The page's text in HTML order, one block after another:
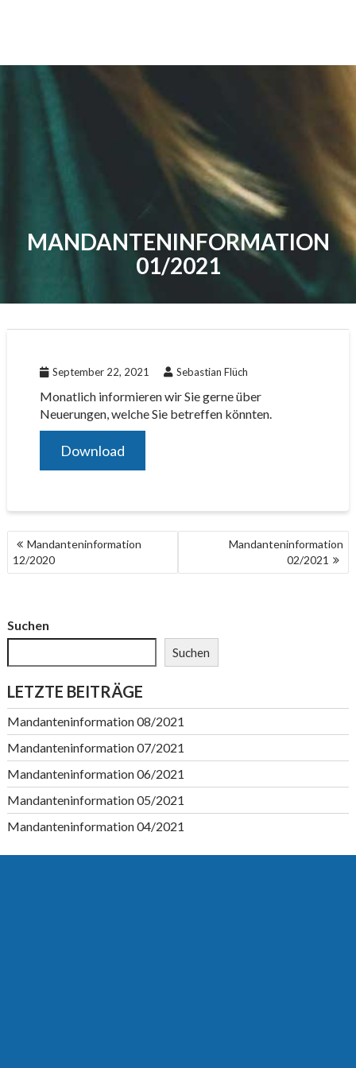
MANDANTENINFORMATION
01/2021
September 22, 2021 Sebastian Flüch
Monatlich informieren wir Sie gerne über
Neuerungen, welche Sie betreffen könnten.
Download
Mandanteninformation
12/2020
Mandanteninformation
02/2021
Suchen
Suchen
LETZTE BEITRÄGE
Mandanteninformation 08/2021
Mandanteninformation 07/2021
Mandanteninformation 06/2021
Mandanteninformation 05/2021
Mandanteninformation 04/2021